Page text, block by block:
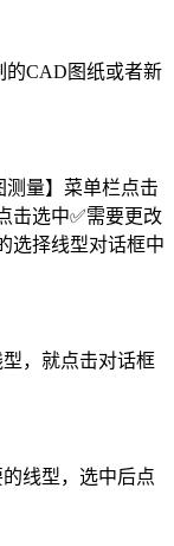
CAD图纸或者新
量】菜单栏点击
击选中✅需要更改
选择线型对话框中
，就点击对话框
线型，选中后点